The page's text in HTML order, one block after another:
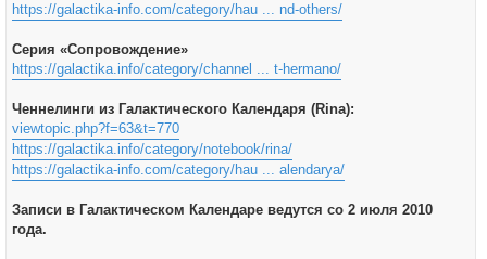
https://galactika-info.com/category/hau ... nd-others/
Серия «Сопровождение»
https://galactika.info/category/channel ... t-hermano/
Ченнелинги из Галактического Календаря (Rina):
viewtopic.php?f=63&t=770
https://galactika.info/category/notebook/rina/
https://galactika-info.com/category/hau ... alendarya/
Записи в Галактическом Календаре ведутся со 2 июля 2010
года.